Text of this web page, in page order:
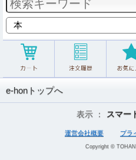
e-honトップへ
表示 ： スマー
運営会社概要 プラ
Copyright ©